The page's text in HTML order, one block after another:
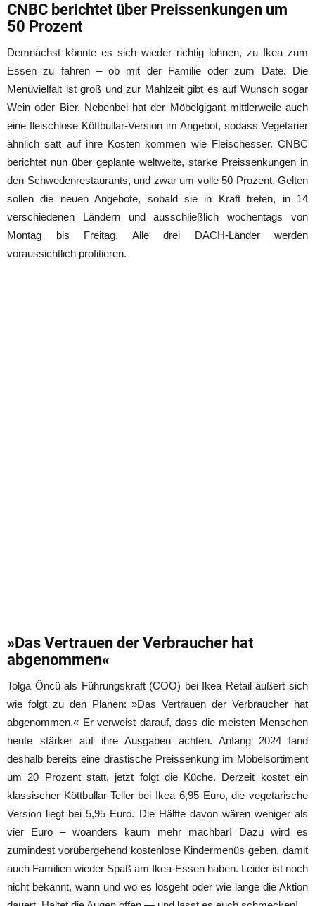
CNBC berichtet über Preissenkungen um
50 Prozent
Demnächst könnte es sich wieder richtig lohnen, zu Ikea zum
Essen zu fahren – ob mit der Familie oder zum Date. Die
Menüvielfalt ist groß und zur Mahlzeit gibt es auf Wunsch sogar
Wein oder Bier. Nebenbei hat der Möbelgigant mittlerweile auch
eine fleischlose Köttbullar-Version im Angebot, sodass Vegetarier
ähnlich satt auf ihre Kosten kommen wie Fleischesser. CNBC
berichtet nun über geplante weltweite, starke Preissenkungen in
den Schwedenrestaurants, und zwar um volle 50 Prozent. Gelten
sollen die neuen Angebote, sobald sie in Kraft treten, in 14
verschiedenen Ländern und ausschließlich wochentags von
Montag bis Freitag. Alle drei DACH-Länder werden
voraussichtlich profitieren.
»Das Vertrauen der Verbraucher hat
abgenommen«
Tolga Öncü als Führungskraft (COO) bei Ikea Retail äußert sich
wie folgt zu den Plänen: »Das Vertrauen der Verbraucher hat
abgenommen.« Er verweist darauf, dass die meisten Menschen
heute stärker auf ihre Ausgaben achten. Anfang 2024 fand
deshalb bereits eine drastische Preissenkung im Möbelsortiment
um 20 Prozent statt, jetzt folgt die Küche. Derzeit kostet ein
klassischer Köttbullar-Teller bei Ikea 6,95 Euro, die vegetarische
Version liegt bei 5,95 Euro. Die Hälfte davon wären weniger als
vier Euro – woanders kaum mehr machbar! Dazu wird es
zumindest vorübergehend kostenlose Kindermenüs geben, damit
auch Familien wieder Spaß am Ikea-Essen haben. Leider ist noch
nicht bekannt, wann und wo es losgeht oder wie lange die Aktion